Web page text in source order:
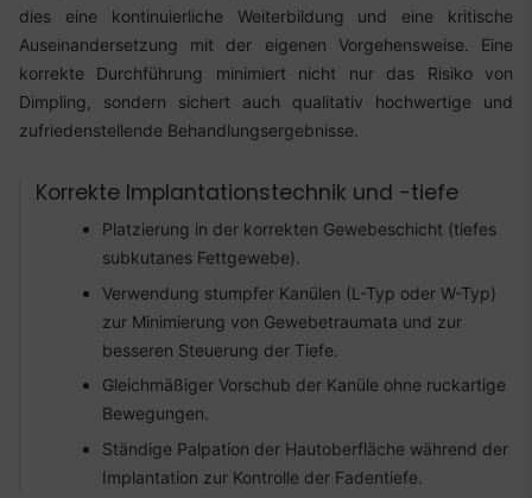
dies eine kontinuierliche Weiterbildung und eine kritische
Auseinandersetzung mit der eigenen Vorgehensweise. Eine
korrekte Durchführung minimiert nicht nur das Risiko von
Dimpling, sondern sichert auch qualitativ hochwertige und
zufriedenstellende Behandlungsergebnisse.
Korrekte Implantationstechnik und -tiefe
Platzierung in der korrekten Gewebeschicht (tiefes
subkutanes Fettgewebe).
Verwendung stumpfer Kanülen (L-Typ oder W-Typ)
zur Minimierung von Gewebetraumata und zur
besseren Steuerung der Tiefe.
Gleichmäßiger Vorschub der Kanüle ohne ruckartige
Bewegungen.
Ständige Palpation der Hautoberfläche während der
Implantation zur Kontrolle der Fadentiefe.